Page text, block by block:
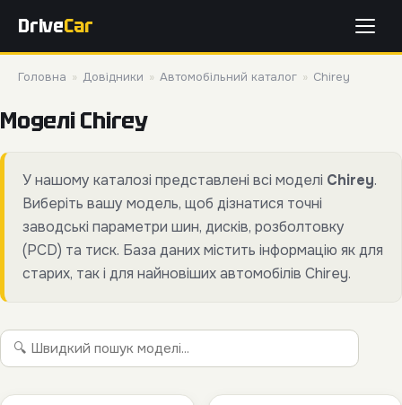
DriveCar
Головна » Довідники » Автомобільний каталог » Chirey
Моделі Chirey
У нашому каталозі представлені всі моделі Chirey.
Виберіть вашу модель, щоб дізнатися точні
заводські параметри шин, дисків, розболтовку
(PCD) та тиск. База даних містить інформацію як для
старих, так і для найновіших автомобілів Chirey.